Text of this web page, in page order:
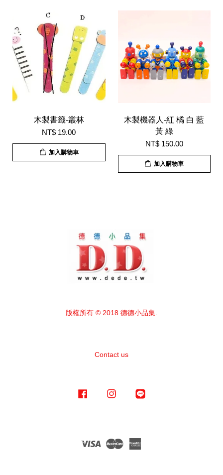
木製書籤-叢林
NT$ 19.00
加入購物車
木製機器人-紅 橘 白 藍
黃 綠
NT$ 150.00
加入購物車
版權所有 © 2018 德德小品集.
Contact us
Facebook Instagram
Visa Master